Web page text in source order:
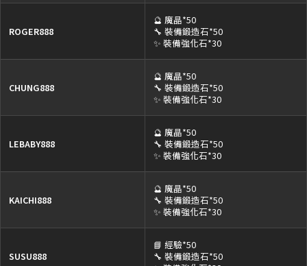
ROGER888
🔮 魔晶*50
🔧 裝備鍛造石*50
✨ 裝備強化石*30
CHUNG888
🔮 魔晶*50
🔧 裝備鍛造石*50
✨ 裝備強化石*30
LEBABY888
🔮 魔晶*50
🔧 裝備鍛造石*50
✨ 裝備強化石*30
KAICHI888
🔮 魔晶*50
🔧 裝備鍛造石*50
✨ 裝備強化石*30
SUSU888
📘 經驗*50
🔧 裝備鍛造石*50